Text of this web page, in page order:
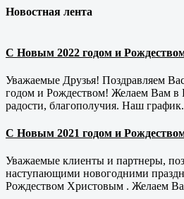
Новостная лента
С Новым 2022 годом и
Уважаемые Друзья! Поздравляем
годом и Рождеством! Желаем Вам в
радости, благополучия. Наш
С Новым 2021 годом и
Уважаемые клиенты и партнеры,
наступающими новогодними
Рождеством Христовым . Желаем